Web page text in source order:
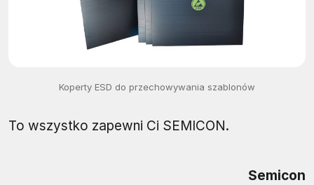
Koperty ESD do przechowywania szablonów
To wszystko zapewni Ci SEMICON.
Semicon